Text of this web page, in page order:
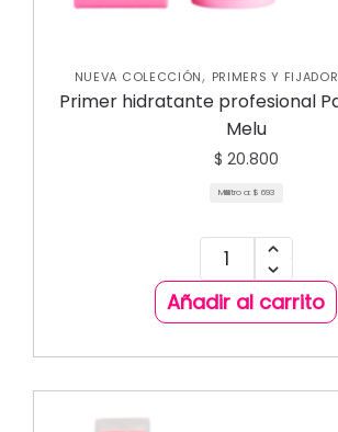
NUEVA COLECCIÓN, PRIMERS Y
Primer hidratante profesional
Melu
$ 20.800
Mililitro a: $ 693
Añadir al carrito